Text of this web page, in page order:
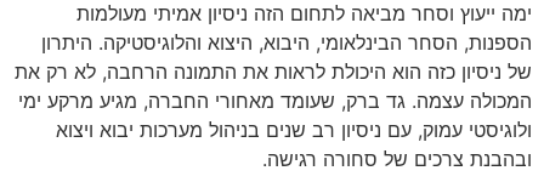
ימה ייעוץ וסחר מביאה לתחום הזה ניסיון אמיתי מעולמות
הספנות, הסחר הבינלאומי, היבוא, היצוא והלוגיסטיקה. היתרון
של ניסיון כזה הוא היכולת לראות את התמונה הרחבה, לא רק את
המכולה עצמה. גד ברק, שעומד מאחורי החברה, מגיע מרקע ימי
ולוגיסטי עמוק, עם ניסיון רב שנים בניהול מערכות יבוא ויצוא
ובהבנת צרכים של סחורה רגישה.